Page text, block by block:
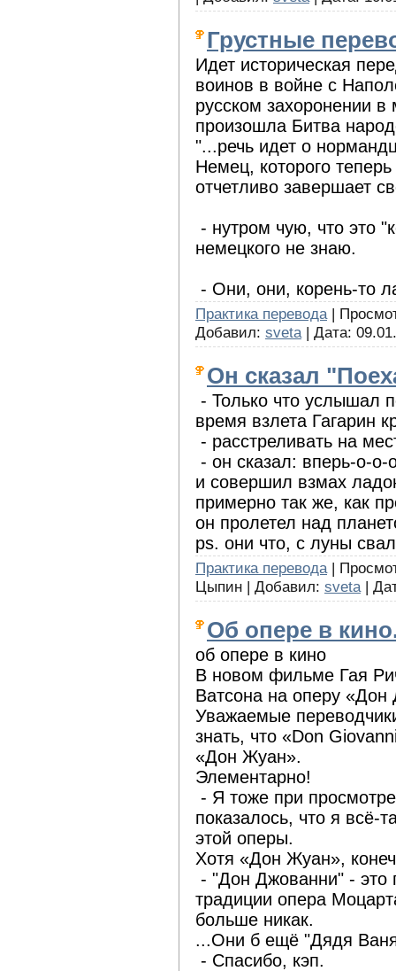
Грустные
Идет историческая
воинов в войне с
русском захоронении в
произошла Битва
"...речь идет о
Немец, которого
отчетливо завершает
- нутром чую, что это
немецкого не знаю.
- Они, они, корень-то
Практика перевода |
Добавил: sveta | Дата:
Он сказал
- Только что услышал
время взлета Гагарин
- расстреливать на
- он сказал: вперь-о-о-
и совершил взмах
примерно так же, как
он пролетел над
ps. они что, с луны
Практика перевода |
Цыпин | Добавил: sveta |
Об опере в
об опере в кино
В новом фильме Гая
Ватсона на оперу «Дон
Уважаемые
знать, что «Don
«Дон Жуан».
Элементарно!
- Я тоже при
показалось, что я всё-
этой оперы.
Хотя «Дон Жуан»,
- "Дон Джованни" - это
традиции опера
больше никак.
...Они б ещё "Дядя
- Спасибо, кэп.